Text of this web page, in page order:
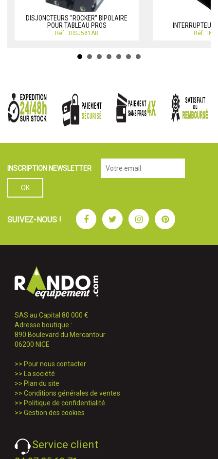
DISJONCTEURS ''ROCKER'' BIPOLAIRE
POUR TABLEAU PROS
Réf.: DISJ581AB Réf.:
INSCRIPTION NEWSLETTER
SUIVEZ-NOUS ! FacebookTwitterInstagramPinterest
SAS au Capital 80 000 €
Adresse boutique :
890 Boulevard du Mercantour
06200 NICE
>> Pour nous contacter
>>
La société
>> Plan du site
>> Conditions générales de ventes
>> Politique de confidentialité
>> Gestion des cookies
Service client